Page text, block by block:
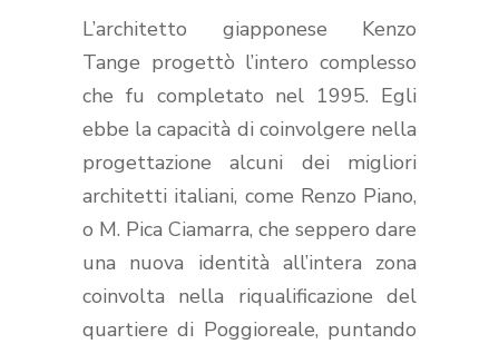
L’architetto giapponese Kenzo
Tange progettò l’intero complesso
che fu completato nel 1995. Egli
ebbe la capacità di coinvolgere nella
progettazione alcuni dei migliori
architetti italiani, come Renzo Piano,
o M. Pica Ciamarra, che seppero dare
una nuova identità all’intera zona
coinvolta nella riqualificazione del
quartiere di Poggioreale, puntando